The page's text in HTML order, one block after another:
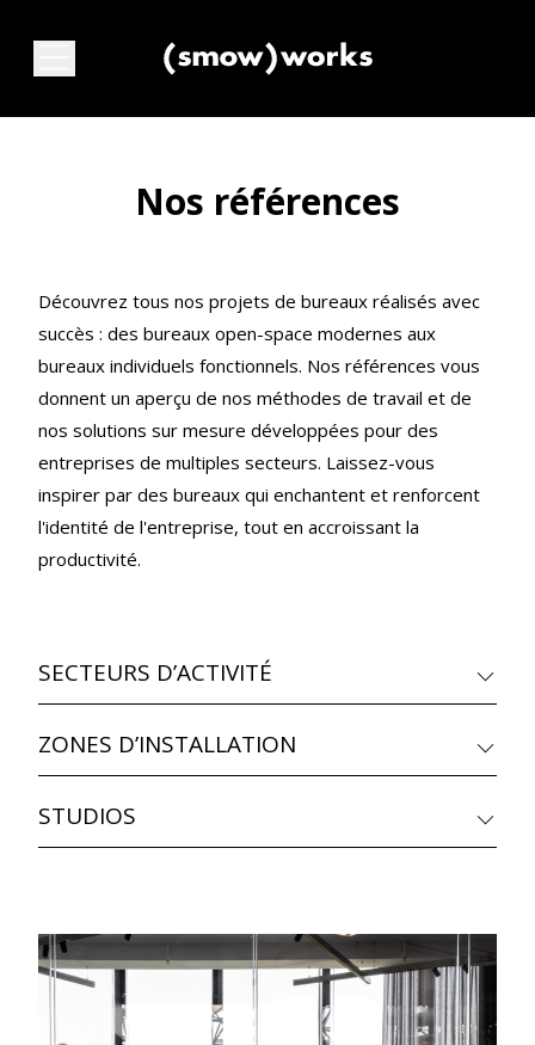
Nos références
Découvrez tous nos projets de bureaux réalisés avec
succès : des bureaux open-space modernes aux
bureaux individuels fonctionnels. Nos références vous
donnent un aperçu de nos méthodes de travail et de
nos solutions sur mesure développées pour des
entreprises de multiples secteurs. Laissez-vous
inspirer par des bureaux qui enchantent et renforcent
l'identité de l'entreprise, tout en accroissant la
productivité.
SECTEURS D’ACTIVITÉ
ZONES D’INSTALLATION
STUDIOS